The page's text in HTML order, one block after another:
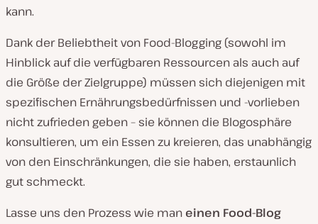
kann.
Dank der Beliebtheit von Food-Blogging (sowohl im
Hinblick auf die verfügbaren Ressourcen als auch auf
die Größe der Zielgruppe) müssen sich diejenigen mit
spezifischen Ernährungsbedürfnissen und -vorlieben
nicht zufrieden geben – sie können die Blogosphäre
konsultieren, um ein Essen zu kreieren, das unabhängig
von den Einschränkungen, die sie haben, erstaunlich
gut schmeckt.
Lasse uns den Prozess wie man einen Food-Blog